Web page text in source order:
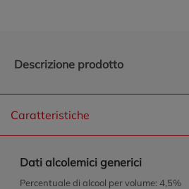
Descrizione prodotto
Caratteristiche
Dati alcolemici generici
Percentuale di alcool per volume: 4,5%